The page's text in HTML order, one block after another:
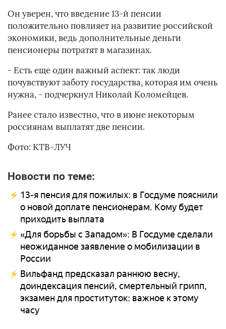
Он уверен, что введение 13-й пенсии
положительно повлияет на развитие российской
экономики, ведь дополнительные деньги
пенсионеры потратят в магазинах.
- Есть еще один важный аспект: так люди
почувствуют заботу государства, которая им очень
нужна, - подчеркнул Николай Коломейцев.
Ранее стало известно, что в июне некоторым
россиянам выплатят две пенсии.
Фото: КТВ-ЛУЧ
Новости по теме:
13-я пенсия для пожилых: в Госдуме пояснили
о новой доплате пенсионерам. Кому будет
приходить выплата
«Для борьбы с Западом»: В Госдуме сделали
неожиданное заявление о мобилизации в
России
Вильфанд предсказал раннюю весну,
доиндексация пенсий, смертельный грипп,
экзамен для проституток: важное к этому
часу